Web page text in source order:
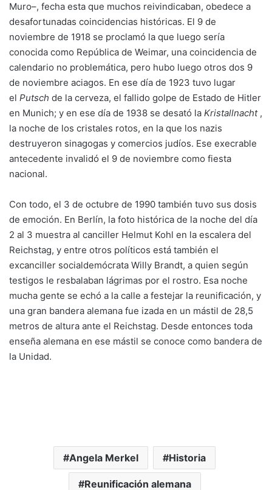
Muro–, fecha esta que muchos reivindicaban, obedece a
desafortunadas coincidencias históricas. El 9 de
noviembre de 1918 se proclamó la que luego sería
conocida como República de Weimar, una coincidencia de
calendario no problemática, pero hubo luego otros dos 9
de noviembre aciagos. En ese día de 1923 tuvo lugar
el Putsch de la cerveza, el fallido golpe de Estado de Hitler
en Munich; y en ese día de 1938 se desató la Kristallnacht ,
la noche de los cristales rotos, en la que los nazis
destruyeron sinagogas y comercios judíos. Ese execrable
antecedente invalidó el 9 de noviembre como fiesta
nacional.
Con todo, el 3 de octubre de 1990 también tuvo sus dosis
de emoción. En Berlín, la foto histórica de la noche del día
2 al 3 muestra al canciller Helmut Kohl en la escalera del
Reichstag, y entre otros políticos está también el
excanciller socialdemócrata Willy Brandt, a quien según
testigos le resbalaban lágrimas por el rostro. Esa noche
mucha gente se echó a la calle a festejar la reunificación, y
una gran bandera alemana fue izada en un mástil de 28,5
metros de altura ante el Reichstag. Desde entonces toda
enseña alemana en ese mástil se conoce como bandera de
la Unidad.
Angela Merkel Historia
Reunificación alemana